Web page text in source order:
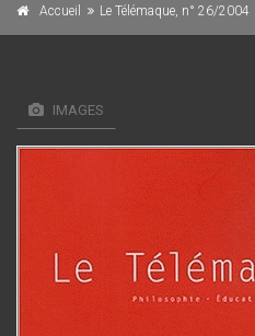
Accueil Le Télémaque, n° 26/2004
IMAGES